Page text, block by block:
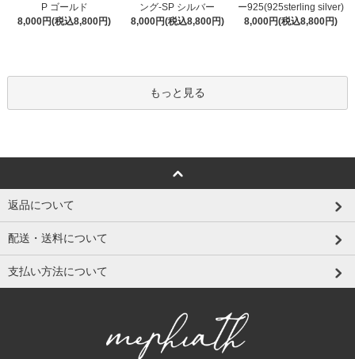
P ゴールド
8,000円(税込8,800円)
ング-SP シルバー
8,000円(税込8,800円)
ー925(925sterling silver)
8,000円(税込8,800円)
もっと見る
返品について
配送・送料について
支払い方法について